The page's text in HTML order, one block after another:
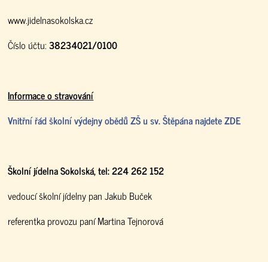
www.jidelnasokolska.cz
Číslo účtu:38234021/0100
Informace o stravování
Vnitřní řád školní výdejny obědů ZŠ u sv. Štěpána najdete ZDE
Školní jídelna Sokolská, tel: 224 262 152
vedoucí školní jídelny pan Jakub Buček
referentka provozu paní Martina Tejnorová